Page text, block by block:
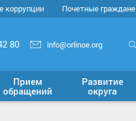
коррупции Почетные граждане
80 info@orlinoe.org
Прием
обращений
Развитие
округа